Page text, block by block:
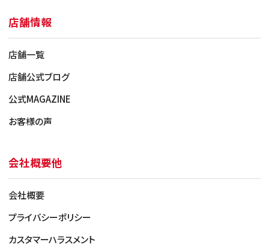
・ABM/MDM等のロック解除不可端末
・通常中古品としての再販が困難と当方が判断
したもの
価格のつかないもの
・ネットワーク利用制限が×判定のもの
・データの初期化ができないもの
店舗情報
店舗一覧
店舗公式ブログ
公式MAGAZINE
お客様の声
会社概要他
会社概要
プライバシーポリシー
カスタマーハラスメント